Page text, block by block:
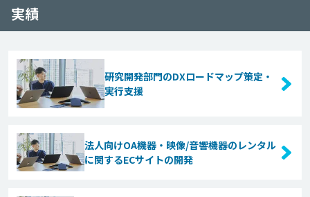
実績
研究開発部門のDXロードマップ策定・
実行支援
法人向けOA機器・映像/音響機器のレンタル
に関するECサイトの開発